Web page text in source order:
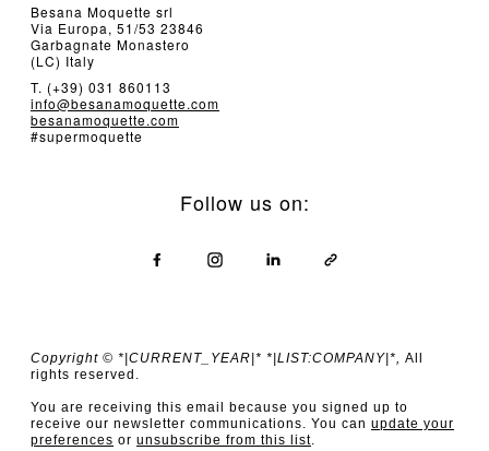
Besana Moquette srl
Via Europa, 51/53 23846
Garbagnate Monastero
(LC) Italy
T. (+39) 031 860113
info@besanamoquette.com
besanamoquette.com
#supermoquette
Follow us on:
Copyright © *|CURRENT_YEAR|* *|LIST:COMPANY|*, All
rights reserved.
You are receiving this email because you signed up to
receive our newsletter communications. You can update your
preferences or unsubscribe from this list.